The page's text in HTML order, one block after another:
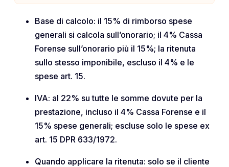
Base di calcolo: il 15% di rimborso spese
generali si calcola sull’onorario; il 4% Cassa
Forense sull’onorario più il 15%; la ritenuta
sullo stesso imponibile, escluso il 4% e le
spese art. 15.
IVA: al 22% su tutte le somme dovute per la
prestazione, incluso il 4% Cassa Forense e il
15% spese generali; escluse solo le spese ex
art. 15 DPR 633/1972.
Quando applicare la ritenuta: solo se il cliente